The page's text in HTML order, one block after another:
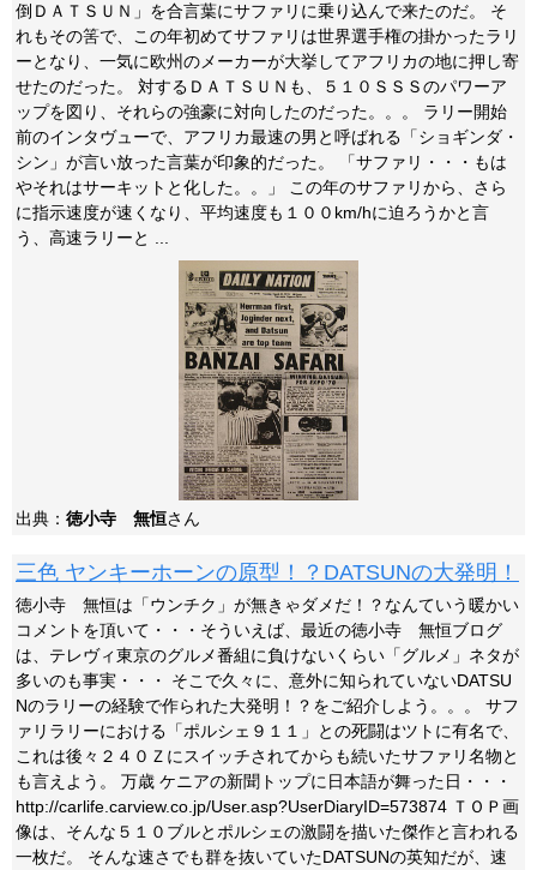
倒ＤＡＴＳＵＮ」を合言葉にサファリに乗り込んで来たのだ。 そ
れもその筈で、この年初めてサファリは世界選手権の掛かったラリ
ーとなり、一気に欧州のメーカーが大挙してアフリカの地に押し寄
せたのだった。 対するＤＡＴＳＵＮも、５１０ＳＳＳのパワーア
ップを図り、それらの強豪に対向したのだった。。。 ラリー開始
前のインタヴューで、アフリカ最速の男と呼ばれる「ショギンダ・
シン」が言い放った言葉が印象的だった。 「サファリ・・・もは
やそれはサーキットと化した。。」 この年のサファリから、さら
に指示速度が速くなり、平均速度も１００km/hに迫ろうかと言
う、高速ラリーと ...
出典： 徳小寺 無恒さん
三色 ヤンキーホーンの原型！？DATSUNの大発明！
徳小寺 無恒は「ウンチク」が無きゃダメだ！？なんていう暖かい
コメントを頂いて・・・そういえば、最近の徳小寺 無恒ブログ
は、テレヴィ東京のグルメ番組に負けないくらい「グルメ」ネタが
多いのも事実・・・ そこで久々に、意外に知られていないDATSU
Nのラリーの経験で作られた大発明！？をご紹介しよう。。。 サフ
ァリラリーにおける「ポルシェ９１１」との死闘はツトに有名で、
これは後々２４０Ｚにスイッチされてからも続いたサファリ名物と
も言えよう。 万歳 ケニアの新聞トップに日本語が舞った日・・・
http://carlife.carview.co.jp/User.asp?UserDiaryID=573874 ＴＯＰ画
像は、そんな５１０ブルとポルシェの激闘を描いた傑作と言われる
一枚だ。 そんな速さでも群を抜いていたDATSUNの英知だが、速